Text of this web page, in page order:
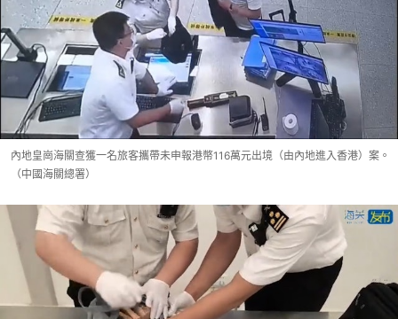
內地皇崗海關查獲一名旅客攜帶未申報港幣116萬元出境（由內地進入香港）案。
（中國海關總署）